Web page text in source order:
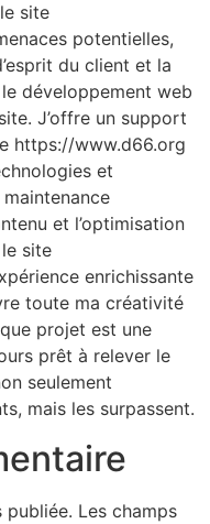
site
potentielles,
du client et la
développement web
J’offre un support
https://www.d66.org
et
et l’optimisation
site
enrichissante
toute ma créativité
projet est une
prêt à relever le
seulement
mais les surpassent.
publiée. Les champs